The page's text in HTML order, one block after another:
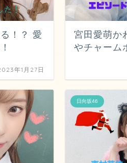
！？ 愛
年1月27日
宮田愛萌か
やチャーム
日向坂46